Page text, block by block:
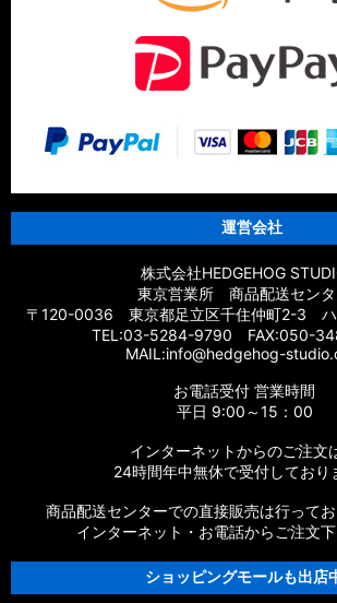
【シマノ】14スフェロスSW［SPHEROS SW
【シマノ】21エクスセンス［EXSENCE］対応
【シマノ】20エクスセンスBB［EXSENCE
パーツ
【シマノ】18エクスセンスCI4+［EXSENCE
タムパーツ
【シマノ】17エクスセンス［EXSENCE］対応
【シマノ】16エクスセンスLB［EXSENCE
【シマノ】14エクスセンスBB［EXSENCE BB
【シマノ】13エクスセンスLB［EXSENCE LB
【シマノ】12エクスセンスCI4+［EXSENCE
タムパーツ
運営会社
株式会社HEDGEHOG
東京営業所 商品配送セン
〒120-0036 東京都足立区千住仲町2-3 ハ
TEL:03-5284-9790 FAX:050-
MAIL:info@hedgehog-
お電話受付 営業時間
平日 9:00～15：00
インターネットからのご注文
24時間年中無休で受付しており
商品配送センターでの直接販売は行ってお
インターネット・お電話からご注文下
ショッピングモールも出店